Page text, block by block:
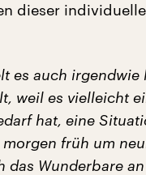
dieser
es auch irgendwie
weil es vielleicht
hat, eine
früh um
Wunderbare